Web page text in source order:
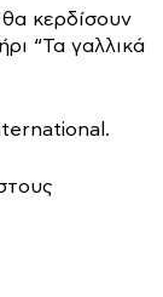
κερδίσουν
“Τα γαλλικά